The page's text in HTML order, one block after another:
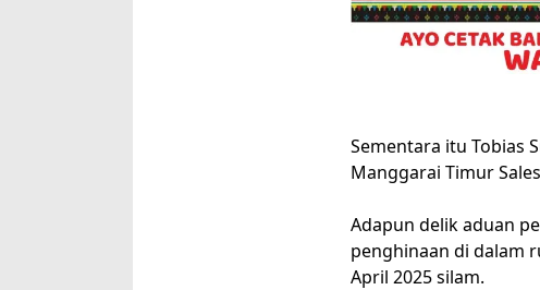
Sementara itu Tobias
Manggarai Timur
Adapun delik aduan
penghinaan di dalam
April 2025 silam.